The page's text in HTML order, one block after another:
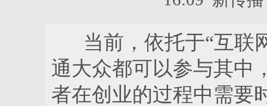
当前，依托于“互联网
通大众都可以参与其中
者在创业的过程中需要